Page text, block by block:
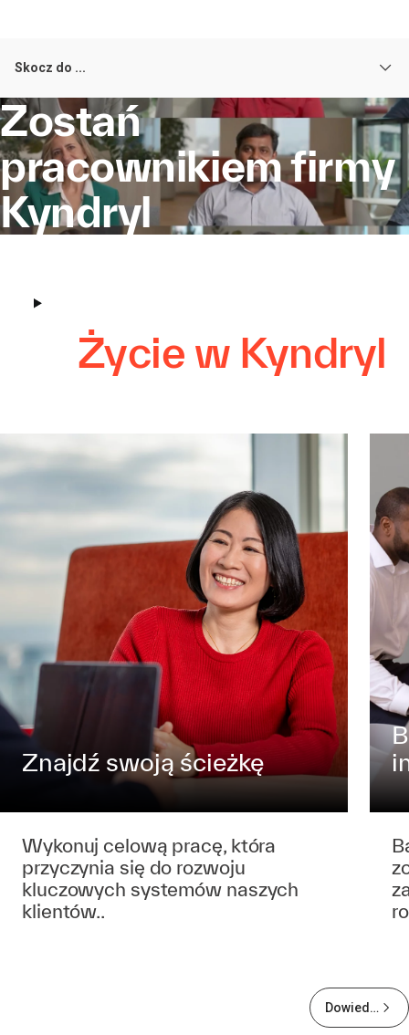
Skocz do ...
Zostań
pracownikiem firmy
Kyndryl
Życie w Kyndryl
Znajdź swoją ścieżkę
Wykonuj celową pracę, która
przyczynia się do rozwoju
kluczowych systemów naszych
klientów..
Dowiedz
się